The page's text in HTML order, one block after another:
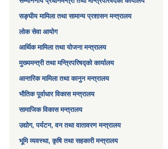
सङ्‍घीय मामिला तथा सामान्य प्रशासन मन्त्रालय
लोक सेवा आयोग
आर्थिक मामिला तथा योजना मन्त्रालय​
मुख्यमन्त्री तथा मन्त्रिपरिषद्को कार्यालय
आन्तरिक मामिला तथा कानुन मन्त्रालय
भौतिक पूर्वाधार विकास मन्त्रालय
सामाजिक विकास मन्त्रालय
उद्योग, पर्यटन, वन तथा वातावरण मन्त्रालय
भूमि व्यवस्था, कृषि तथा सहकारी मन्त्रालय